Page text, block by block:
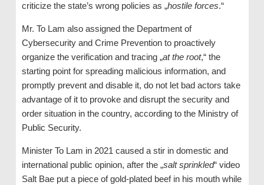
criticize the state’s wrong policies as „hostile forces.“
Mr. To Lam also assigned the Department of
Cybersecurity and Crime Prevention to proactively
organize the verification and tracing „at the root,“ the
starting point for spreading malicious information, and
promptly prevent and disable it, do not let bad actors take
advantage of it to provoke and disrupt the security and
order situation in the country, according to the Ministry of
Public Security.
Minister To Lam in 2021 caused a stir in domestic and
international public opinion, after the „salt sprinkled“ video
Salt Bae put a piece of gold-plated beef in his mouth while